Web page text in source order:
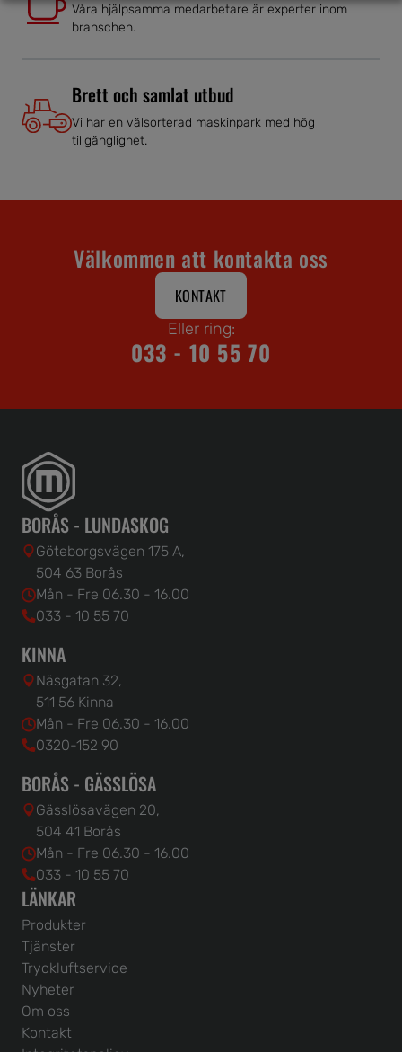
Våra hjälpsamma medarbetare är experter inom
branschen.
Brett och samlat utbud
Vi har en välsorterad maskinpark med hög
tillgänglighet.
Välkommen att kontakta oss
KONTAKT
Eller ring:
033 - 10 55 70
BORÅS - LUNDASKOG
Göteborgsvägen 175 A,
504 63 Borås
Mån - Fre 06.30 - 16.00
033 - 10 55 70
KINNA
Näsgatan 32,
511 56 Kinna
Mån - Fre 06.30 - 16.00
0320-152 90
BORÅS - GÄSSLÖSA
Gässlösavägen 20,
504 41 Borås
Mån - Fre 06.30 - 16.00
033 - 10 55 70
LÄNKAR
Produkter
Tjänster
Tryckluftservice
Nyheter
Om oss
Kontakt